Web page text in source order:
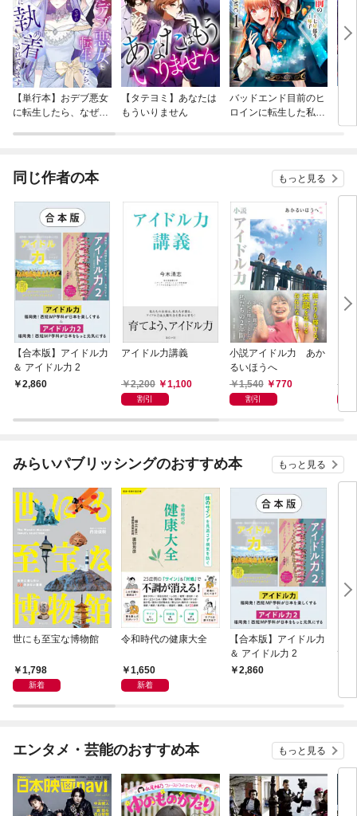
【単行本】おデブ悪女
に転生したら、なぜか
【タテヨミ】あなたは
もういりません
バッドエンド目前のヒ
ロインに転生した私、
同じ作者の本 もっと見る
【合本版】アイドル力
＆ アイドル力 2
2,860
アイドル力講義
2,200 1,100
割引
小説アイドル力 あか
るいほうへ
1,540
770
割引
みらいパブリッシングのおすすめ本 もっと見る
世にも至宝な博物館
1,798
新着
令和時代の健康大全
1,650
新着
【合本版】アイドル力
＆ アイドル力 2
2,860
て
の？
エンタメ・芸能のおすすめ本 もっと見る